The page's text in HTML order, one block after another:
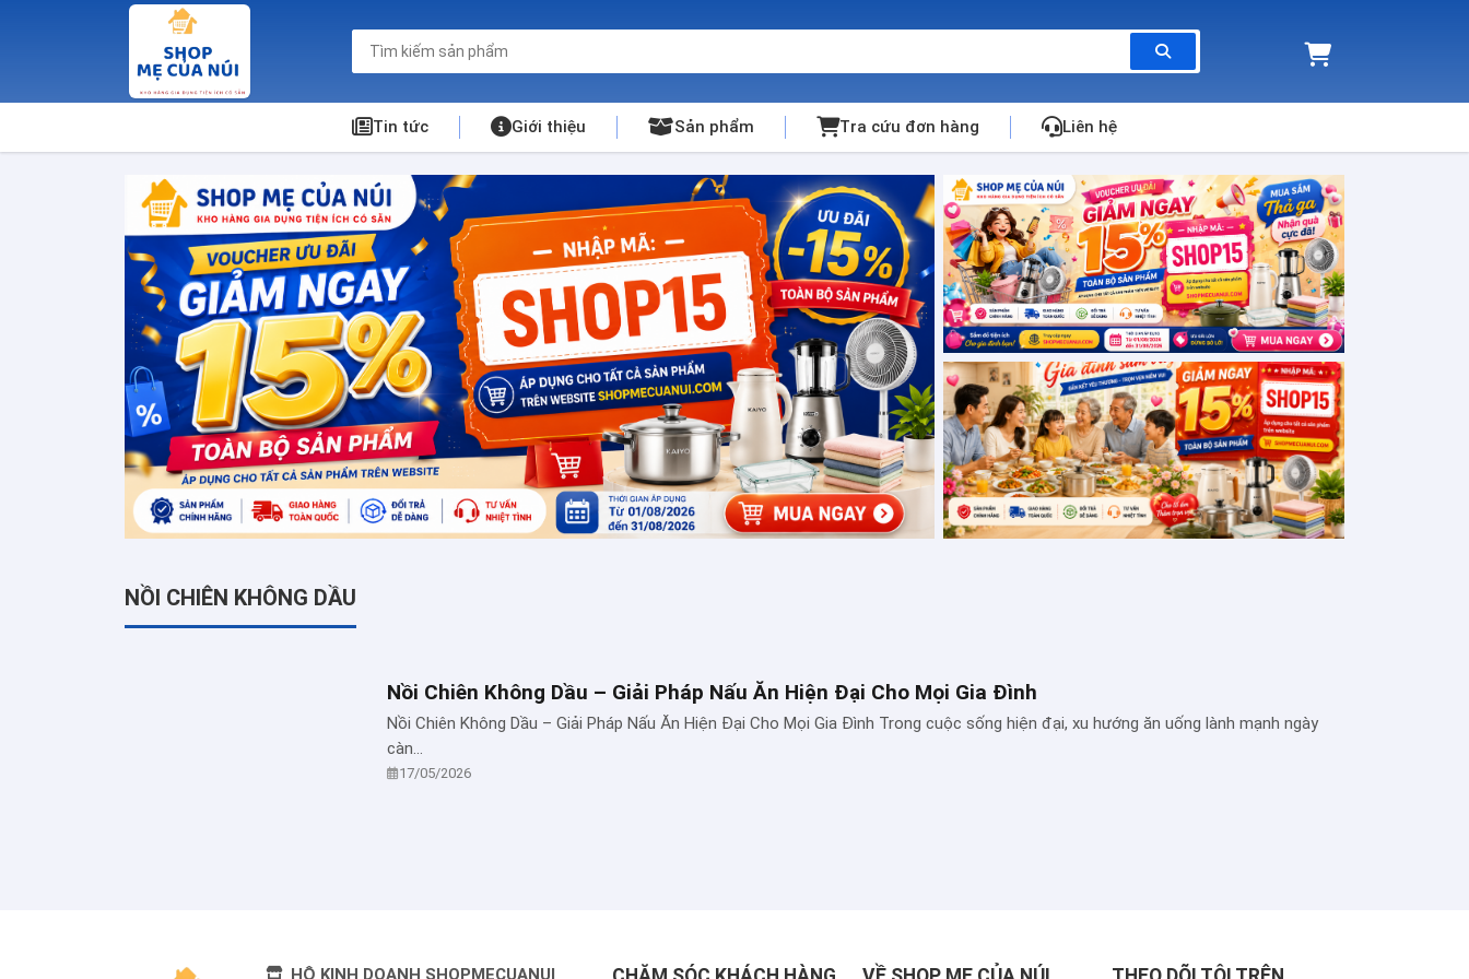
Tin tức Giới thiệu Sản phẩm Tra cứu đơn hàng Liên hệ
NỒI CHIÊN KHÔNG DẦU
Nồi Chiên Không Dầu – Giải Pháp Nấu Ăn Hiện Đại Cho Mọi Gia Đình
Nồi Chiên Không Dầu – Giải Pháp Nấu Ăn Hiện Đại Cho Mọi Gia Đình Trong cuộc sống hiện đại, xu hướng ăn uống lành mạnh ngày
càn...
17/05/2026